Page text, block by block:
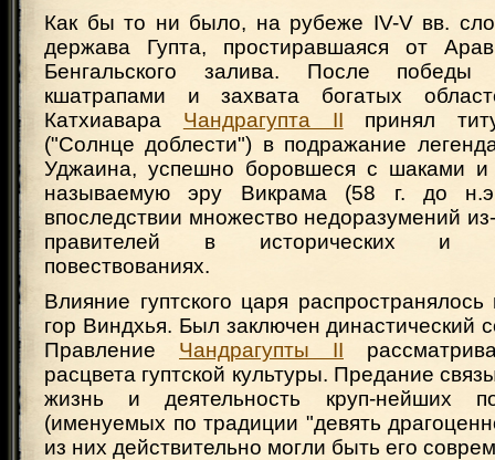
Как бы то ни было, на рубеже IV-V вв.
держава Гупта, простиравшаяся от
Бенгальского залива. После
кшатрапами и захвата богатых
Катхиавара Чандрагупта II принял
("Солнце доблести") в подражание
Уджаина, успешно боровшеся с шаками и
называемую эру Викрама (58 г. до
впоследствии множество недоразумений
правителей в исторических и
повествованиях.
Влияние гуптского царя
гор Виндхья. Был заключен династический
Правление Чандрагупты II
расцвета гуптской культуры. Предание
жизнь и деятельность круп-нейших
(именуемых по традиции "девять
из них действительно могли быть его